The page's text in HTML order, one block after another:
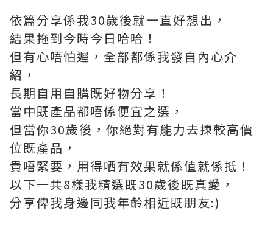
依篇分享係我30歲後就一直好想出，
結果拖到今時今日哈哈！
但有心唔怕遲，全部都係我發自內心介
紹，
長期自用自購既好物分享！
當中既產品都唔係便宜之選，
但當你30歲後，你絕對有能力去揀較高價
位既產品，
貴唔緊要，用得哂有效果就係值就係抵！
以下一共8樣我精選既30歲後既真愛，
分享俾我身邊同我年齡相近既朋友:)